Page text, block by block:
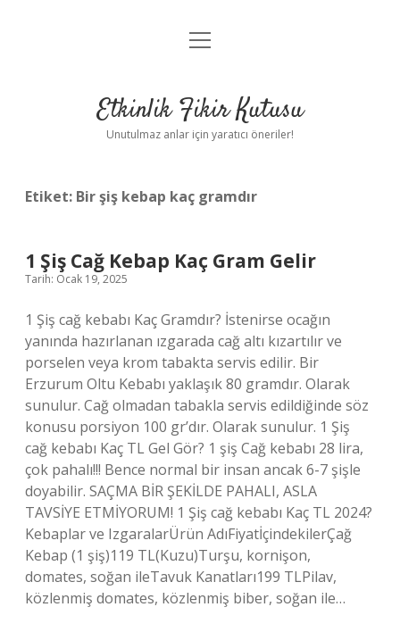
Anasayfa
Yasal Uyarı
menüyü
Etkinlik Fikir Kutusu
Unutulmaz anlar için yaratıcı öneriler!
Etiket: Bir şiş kebap kaç gramdır
1 Şiş Cağ Kebap Kaç Gram Gelir
Tarih: Ocak 19, 2025
1 Şiş cağ kebabı Kaç Gramdır? İstenirse ocağın
yanında hazırlanan ızgarada cağ altı kızartılır ve
porselen veya krom tabakta servis edilir. Bir
Erzurum Oltu Kebabı yaklaşık 80 gramdır. Olarak
sunulur. Cağ olmadan tabakla servis edildiğinde söz
konusu porsiyon 100 gr’dır. Olarak sunulur. 1 Şiş
cağ kebabı Kaç TL Gel Gör? 1 şiş Cağ kebabı 28 lira,
çok pahalı!!! Bence normal bir insan ancak 6-7 şişle
doyabilir. SAÇMA BİR ŞEKİLDE PAHALI, ASLA
TAVSİYE ETMİYORUM! 1 Şiş cağ kebabı Kaç TL 2024?
Kebaplar ve IzgaralarÜrün AdıFiyatİçindekilerÇağ
Kebap (1 şiş)119 TL(Kuzu)Turşu, kornişon,
domates, soğan ileTavuk Kanatları199 TLPilav,
közlenmiş domates, közlenmiş biber, soğan ile…